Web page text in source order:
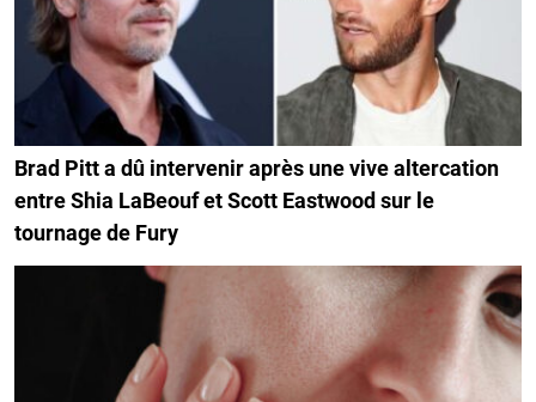
Brad Pitt a dû intervenir après une vive altercation
entre Shia LaBeouf et Scott Eastwood sur le
tournage de Fury